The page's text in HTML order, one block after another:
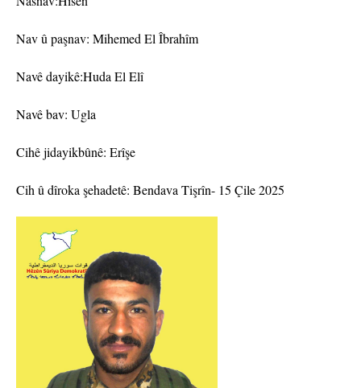
Nav û paşnav: Mihemed El Îbrahîm
Navê dayikê:Huda El Elî
Navê bav: Ugla
Cihê jidayikbûnê: Erîşe
Cih û dîroka şehadetê: Bendava Tişrîn- 15 Çile 2025